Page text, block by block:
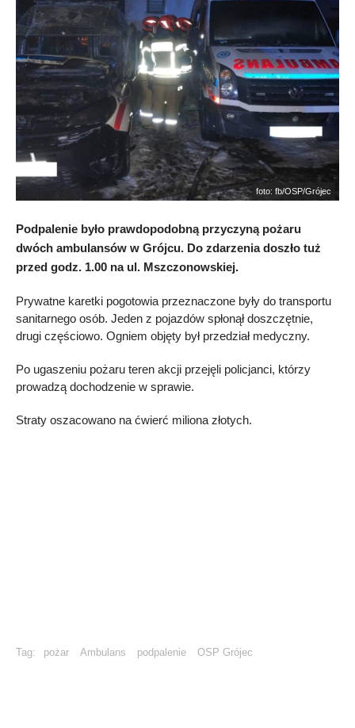
foto: fb/OSP/Grójec
Podpalenie było prawdopodobną przyczyną pożaru
dwóch ambulansów w Grójcu. Do zdarzenia doszło tuż
przed godz. 1.00 na ul. Mszczonowskiej.
Prywatne karetki pogotowia przeznaczone były do transportu
sanitarnego osób. Jeden z pojazdów spłonął doszczętnie,
drugi częściowo. Ogniem objęty był przedział medyczny.
Po ugaszeniu pożaru teren akcji przejęli policjanci, którzy
prowadzą dochodzenie w sprawie.
Straty oszacowano na ćwierć miliona złotych.
Tag: pożar Ambulans podpalenie OSP Grójec